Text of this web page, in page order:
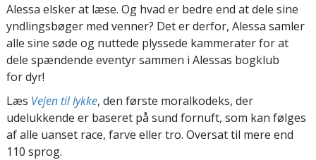
Alessa elsker at læse. Og hvad er bedre end at dele sine
yndlingsbøger med venner? Det er derfor, Alessa samler
alle sine søde og nuttede plyssede kammerater for at
dele spændende eventyr sammen i Alessas bogklub
for dyr!
Læs Vejen til lykke, den første moralkodeks, der
udelukkende er baseret på sund fornuft, som kan følges
af alle uanset race, farve eller tro. Oversat til mere end
110 sprog.